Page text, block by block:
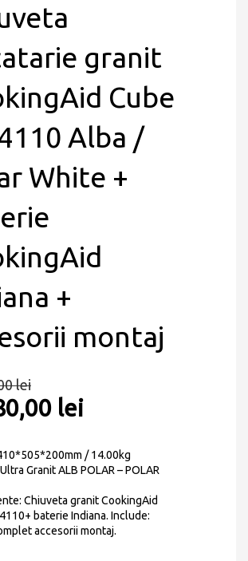
granit
Cube
Alba /
White +
+
montaj
lei
lei
/ 14.00kg
Granit ALB POLAR – POLAR
Chiuveta granit CookingAid
baterie Indiana. Include:
accesorii montaj.